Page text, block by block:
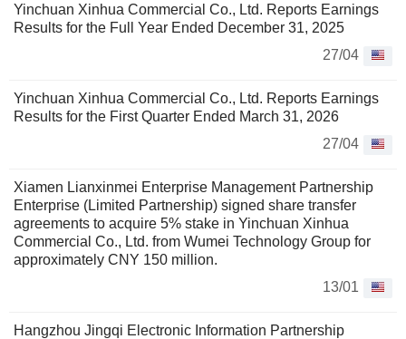
Yinchuan Xinhua Commercial Co., Ltd. Reports Earnings
Results for the Full Year Ended December 31, 2025
27/04
Yinchuan Xinhua Commercial Co., Ltd. Reports Earnings
Results for the First Quarter Ended March 31, 2026
27/04
Xiamen Lianxinmei Enterprise Management Partnership
Enterprise (Limited Partnership) signed share transfer
agreements to acquire 5% stake in Yinchuan Xinhua
Commercial Co., Ltd. from Wumei Technology Group for
approximately CNY 150 million.
13/01
Hangzhou Jingqi Electronic Information Partnership